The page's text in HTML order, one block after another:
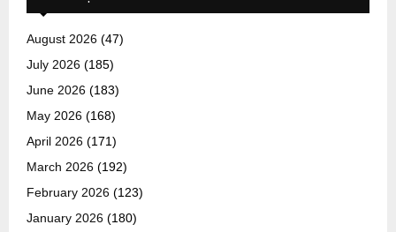
August 2026 (47)
July 2026 (185)
June 2026 (183)
May 2026 (168)
April 2026 (171)
March 2026 (192)
February 2026 (123)
January 2026 (180)